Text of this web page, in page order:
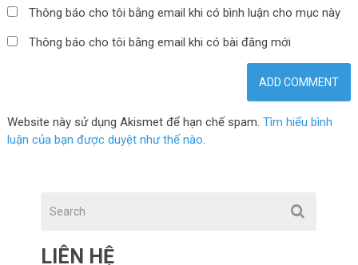
Thông báo cho tôi bằng email khi có bình luận cho mục này
Thông báo cho tôi bằng email khi có bài đăng mới
Website này sử dụng Akismet để hạn chế spam. Tìm hiểu bình
luận của bạn được duyệt như thế nào.
LIÊN HỆ